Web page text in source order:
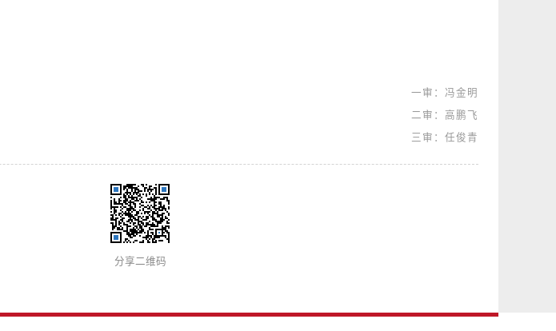
一审：冯金明
二审：高鹏飞
三审：任俊青
分享二维码